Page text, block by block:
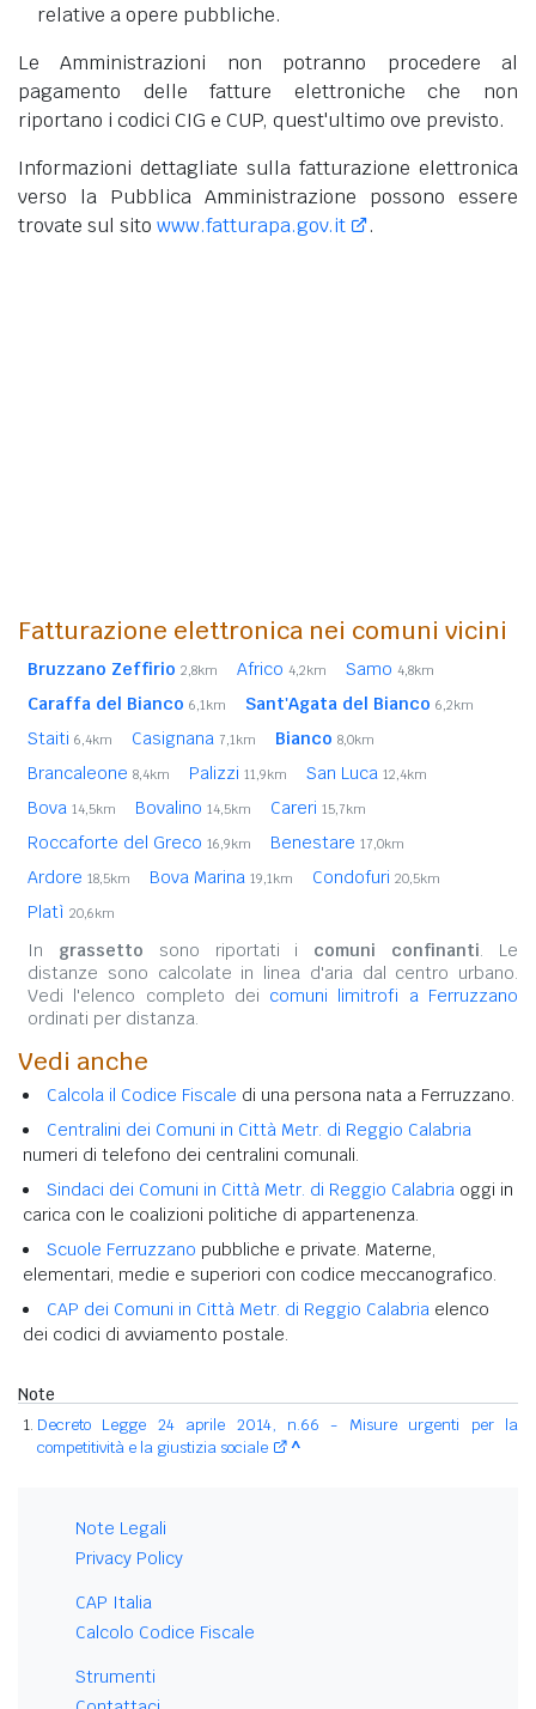
relative a opere pubbliche.
Le Amministrazioni non potranno procedere al
pagamento delle fatture elettroniche che non
riportano i codici CIG e CUP, quest'ultimo ove previsto.
Informazioni dettagliate sulla fatturazione elettronica
verso la Pubblica Amministrazione possono essere
trovate sul sito www.fatturapa.gov.it .
Fatturazione elettronica nei comuni vicini
Bruzzano Zeffirio 2,8km Africo 4,2km Samo 4,8km
Caraffa del Bianco 6,1km Sant'Agata del Bianco 6,2km
Staiti 6,4km Casignana 7,1km Bianco 8,0km
Brancaleone 8,4km Palizzi 11,9km San Luca 12,4km
Bova 14,5km Bovalino 14,5km Careri 15,7km
Roccaforte del Greco 16,9km Benestare 17,0km
Ardore 18,5km Bova Marina 19,1km Condofuri 20,5km
Platì 20,6km
In grassetto sono riportati i comuni confinanti. Le
distanze sono calcolate in linea d'aria dal centro urbano.
Vedi l'elenco completo dei comuni limitrofi a Ferruzzano
ordinati per distanza.
Vedi anche
Calcola il Codice Fiscale di una persona nata a Ferruzzano.
Centralini dei Comuni in Città Metr. di Reggio Calabria
numeri di telefono dei centralini comunali.
Sindaci dei Comuni in Città Metr. di Reggio Calabria oggi in
carica con le coalizioni politiche di appartenenza.
Scuole Ferruzzano pubbliche e private. Materne,
elementari, medie e superiori con codice meccanografico.
CAP dei Comuni in Città Metr. di Reggio Calabria elenco
dei codici di avviamento postale.
Note
Decreto Legge 24 aprile 2014, n.66 - Misure urgenti per la
competitività e la giustizia sociale
^
Note Legali
Privacy Policy
CAP Italia
Calcolo Codice Fiscale
Strumenti